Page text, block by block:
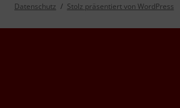
Datenschutz Stolz präsentiert von WordPress